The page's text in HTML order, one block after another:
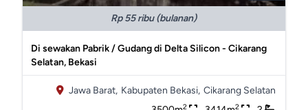
Rp 55 ribu (bulanan)
Di sewakan Pabrik / Gudang di Delta Silicon - Cikarang
Selatan, Bekasi
Jawa Barat, Kabupaten Bekasi, Cikarang Selatan
2 2